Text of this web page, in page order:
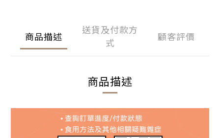
商品描述
送貨及付款方
式
顧客評價
商品描述